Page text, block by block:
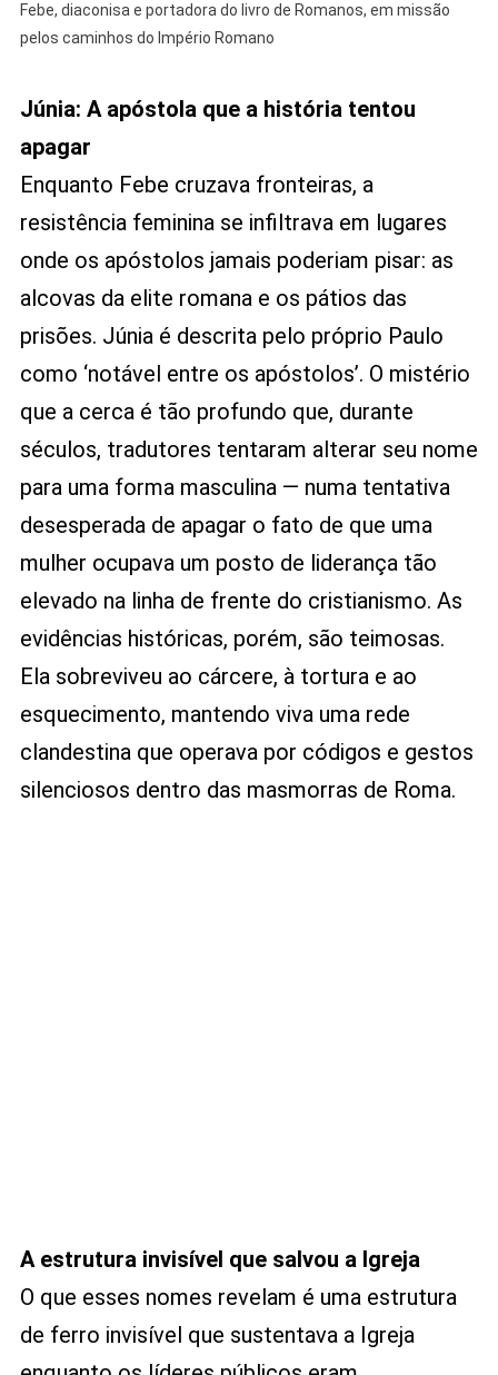
Febe, diaconisa e portadora do livro de Romanos, em missão
pelos caminhos do Império Romano
Júnia: A apóstola que a história tentou
apagar
Enquanto Febe cruzava fronteiras, a
resistência feminina se infiltrava em lugares
onde os apóstolos jamais poderiam pisar: as
alcovas da elite romana e os pátios das
prisões. Júnia é descrita pelo próprio Paulo
como ‘notável entre os apóstolos’. O mistério
que a cerca é tão profundo que, durante
séculos, tradutores tentaram alterar seu nome
para uma forma masculina — numa tentativa
desesperada de apagar o fato de que uma
mulher ocupava um posto de liderança tão
elevado na linha de frente do cristianismo. As
evidências históricas, porém, são teimosas.
Ela sobreviveu ao cárcere, à tortura e ao
esquecimento, mantendo viva uma rede
clandestina que operava por códigos e gestos
silenciosos dentro das masmorras de Roma.
A estrutura invisível que salvou a Igreja
O que esses nomes revelam é uma estrutura
de ferro invisível que sustentava a Igreja